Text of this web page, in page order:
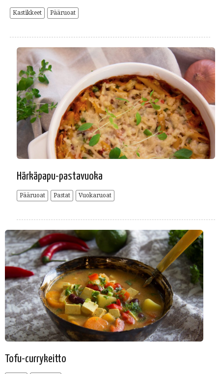
Kastikkeet Pääruoat
Härkäpapu-pastavuoka
Pääruoat Pastat Vuokaruoat
Tofu-currykeitto